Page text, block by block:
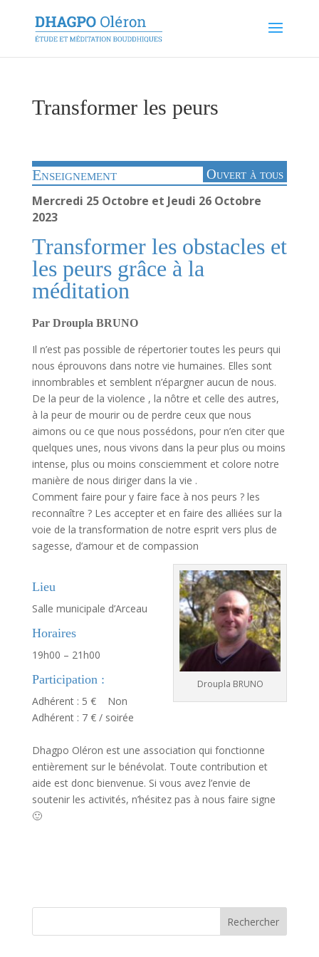
Transformer les peurs
Enseignement Ouvert à tous
Mercredi 25 Octobre et Jeudi 26 Octobre
2023
Transformer les obstacles et
les peurs grâce à la
méditation
Par Droupla BRUNO
Il n’est pas possible de répertorier toutes les peurs qui
nous éprouvons dans notre vie humaines. Elles sont
innombrables et semblent n’épargner aucun de nous.
De la peur de la violence , la nôtre et celle des autres,
à la peur de mourir ou de perdre ceux que nous
aimons ou ce que nous possédons, pour n’en citer que
quelques unes, nous vivons dans la peur plus ou moins
intense, plus ou moins consciemment et colore notre
manière de nous diriger dans la vie .
Comment faire pour y faire face à nos peurs ? les
reconnaître ? Les accepter et en faire des alliées sur la
voie de la transformation de notre esprit vers plus de
sagesse, d’amour et de compassion
Droupla BRUNO
Lieu
Salle municipale d’Arceau
Horaires
19h00 – 21h00
Participation :
Adhérent : 5 € Non
Adhérent : 7 € / soirée
Dhagpo Oléron est une association qui fonctionne
entièrement sur le bénévolat. Toute contribution et
aide est donc bienvenue. Si vous avez l’envie de
soutenir les activités, n’hésitez pas à nous faire signe
🙂
Rechercher